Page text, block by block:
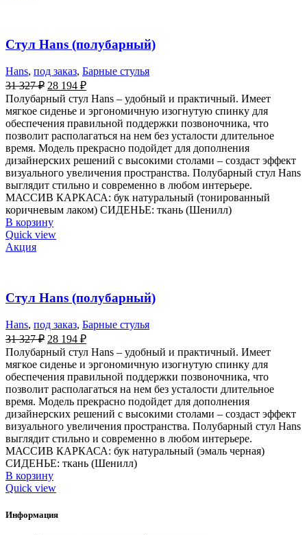
Стул Hans (полубарный)
Hans, под заказ, Барные стулья
31 327₽ 28 194 ₽
Полубарный стул Hans – удобный и практичный. Имеет
мягкое сиденье и эргономичную изогнутую спинку для
обеспечения правильной поддержки позвоночника, что
позволит располагаться на нем без усталости длительное
время. Модель прекрасно подойдет для дополнения
дизайнерских решений с высокими столами – создаст эффект
визуального увеличения пространства. Полубарный стул Hans
выглядит стильно и современно в любом интерьере.
МАССИВ КАРКАСА: бук натуральный (тонированный
коричневым лаком) СИДЕНЬЕ: ткань (Шенилл)
В корзину
Quick view
Акция
Стул Hans (полубарный)
Hans, под заказ, Барные стулья
31 327₽ 28 194 ₽
Полубарный стул Hans – удобный и практичный. Имеет
мягкое сиденье и эргономичную изогнутую спинку для
обеспечения правильной поддержки позвоночника, что
позволит располагаться на нем без усталости длительное
время. Модель прекрасно подойдет для дополнения
дизайнерских решений с высокими столами – создаст эффект
визуального увеличения пространства. Полубарный стул Hans
выглядит стильно и современно в любом интерьере.
МАССИВ КАРКАСА: бук натуральный (эмаль черная)
СИДЕНЬЕ: ткань (Шенилл)
В корзину
Quick view
Информация